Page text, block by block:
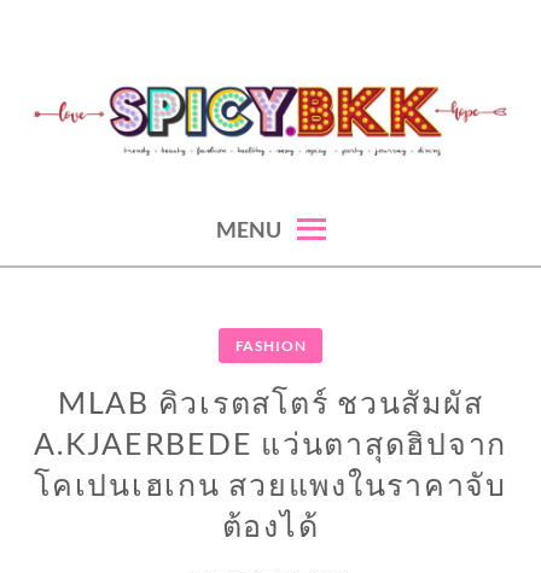
content
MENU
FASHION
MLAB คิวเรตสโตร์ ชวนสัมผัส
A.KJAERBEDE แว่นตาสุดฮิปจาก
โคเปนเฮเกน สวยแพงในราคาจับ
ต้องได้